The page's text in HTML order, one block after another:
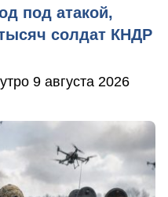
под атакой,
солдат КНДР
9 августа 2026